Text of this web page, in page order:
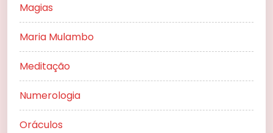
Magias
Maria Mulambo
Meditação
Numerologia
Oráculos